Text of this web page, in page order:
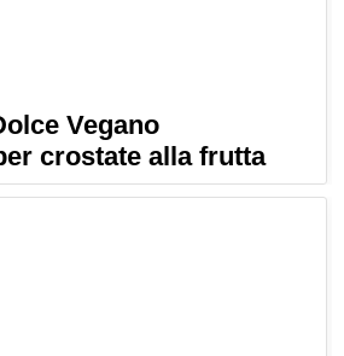
Vegano
crostate alla frutta